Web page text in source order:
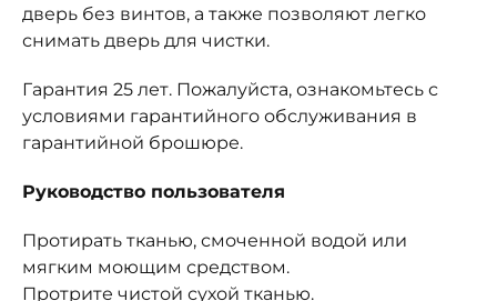
дверь без винтов, а также позволяют легко
снимать дверь для чистки.
Гарантия 25 лет. Пожалуйста, ознакомьтесь с
условиями гарантийного обслуживания в
гарантийной брошюре.
Руководство пользователя
Протирать тканью, смоченной водой или
мягким моющим средством.
Протрите чистой сухой тканью.